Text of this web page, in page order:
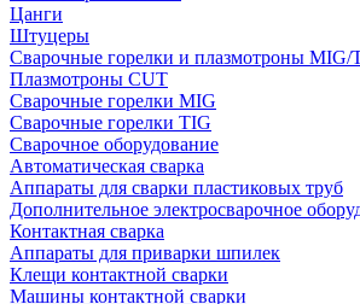
Цанги
Штуцеры
Сварочные горелки и плазмотроны
Плазмотроны CUT
Сварочные горелки MIG
Сварочные горелки TIG
Сварочное оборудование
Автоматическая сварка
Аппараты для сварки пластиковых труб
Дополнительное электросварочное
Контактная сварка
Аппараты для приварки шпилек
Клещи контактной сварки
Машины контактной сварки